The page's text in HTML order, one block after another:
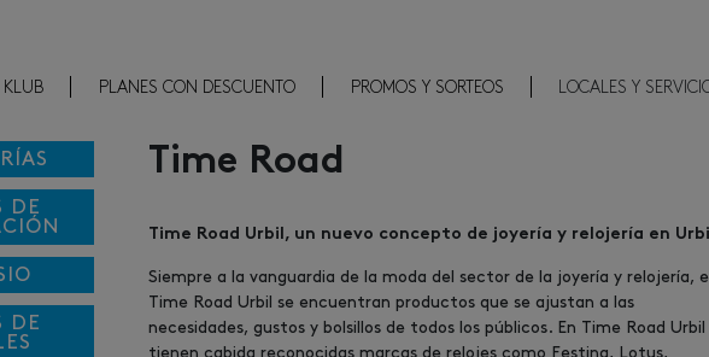
Cabecera
KLUB PLANES CON DESCUENTO PROMOS Y SORTEOS LOCALES Y
DE
DE
Time Road
Time Road Urbil, un nuevo concepto de joyería y relojería en
Siempre a la vanguardia de la moda del sector de la joyería y relojería,
Time Road Urbil se encuentran productos que se ajustan a las
necesidades, gustos y bolsillos de todos los públicos. En Time Road Urbil
tienen cabida reconocidas marcas de relojes como Festina, Lotus,